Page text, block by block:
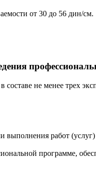
от 30 до 56 дин/см.
составе не менее трех
выполнения работ
программе,